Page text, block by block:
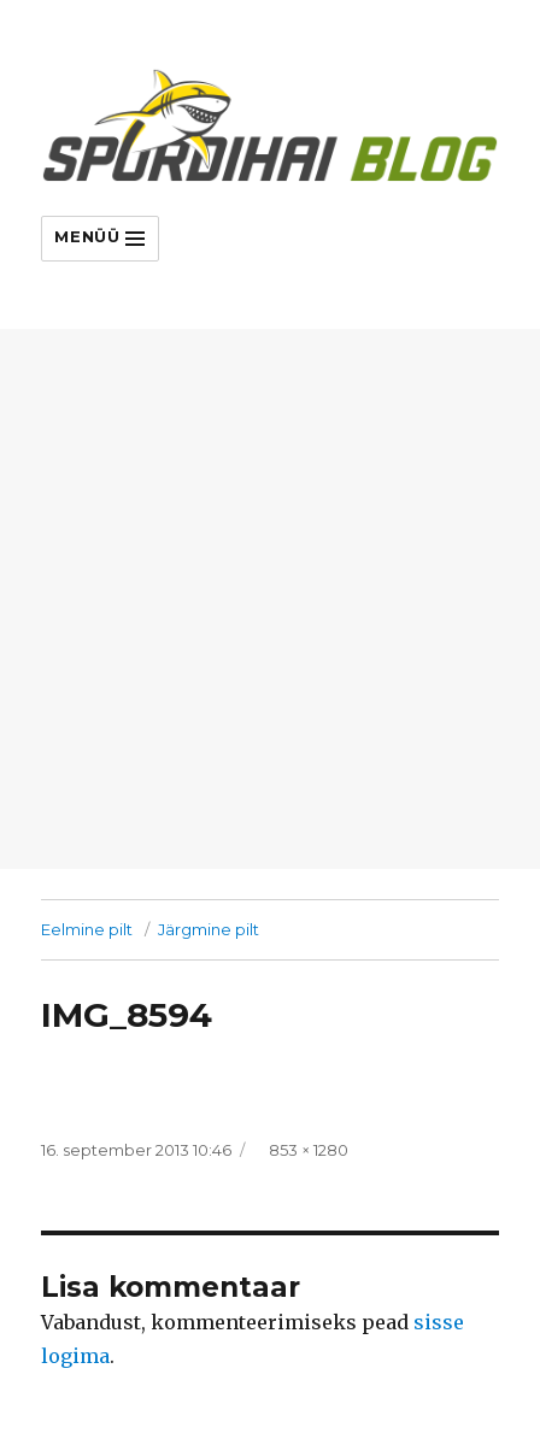
MENÜÜ
Eelmine pilt Järgmine pilt
IMG_8594
Postitatud
16. september 2013 10:46 Täissuurus
853 × 1280
Lisa kommentaar
Vabandust, kommenteerimiseks pead sisse
logima.